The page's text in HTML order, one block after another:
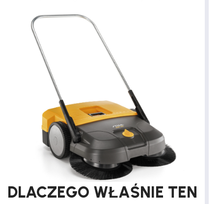
DLACZEGO WŁAŚNIE TEN